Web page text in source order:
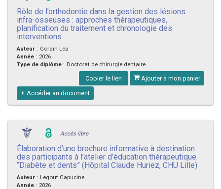
Rôle de l’orthodontie dans la gestion des lésions
infra-osseuses : approches thérapeutiques,
planification du traitement et chronologie des
interventions
Auteur : Gorain Léa
Année : 2026
Type de diplôme : Doctorat de chirurgie dentaire
Copier le lien Ajouter à mon panier
Accéder au document
Accès libre
Élaboration d’une brochure informative à destination
des participants à l’atelier d’éducation thérapeutique
“Diabète et dents” (Hôpital Claude Huriez, CHU Lille)
Auteur : Legout Capucine
Année : 2026